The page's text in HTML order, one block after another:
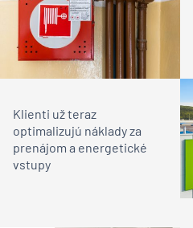
Klienti už teraz
optimalizujú náklady za
prenájom a energetické
vstupy